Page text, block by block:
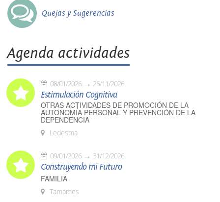
Quejas y Sugerencias
Agenda actividades
08/01/2026 26/11/2026
Estimulación Cognitiva
OTRAS ACTIVIDADES DE PROMOCIÓN DE LA
AUTONOMÍA PERSONAL Y PREVENCIÓN DE LA
DEPENDENCIA
Ledesma
09/01/2026 31/12/2026
Construyendo mi Futuro
FAMILIA
Tamames